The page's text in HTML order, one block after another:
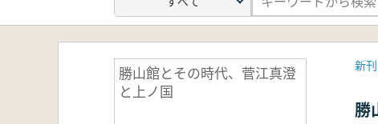
勝山館とその時代、菅江真澄
と上ノ国
新刊
勝